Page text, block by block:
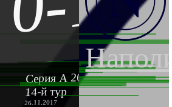
Серия А 2017-2018
14-й тур
26.11.2017